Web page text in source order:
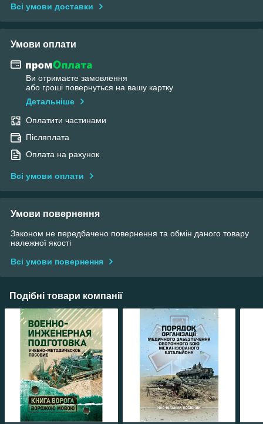
Всі умови доставки
Умови оплати
Ви отримаєте замовлення
або гроші повернуться на вашу картку
Детальніше
Оплатити частинами
Післяплата
Оплата на рахунок
Всі умови оплати
Умови повернення
Законом не передбачено повернення та обмін даного товару
належної якості
Всі умови повернення
Подібні товари компанії